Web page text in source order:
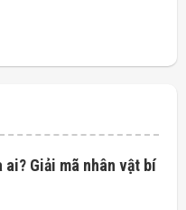
Giải mã nhân vật bí